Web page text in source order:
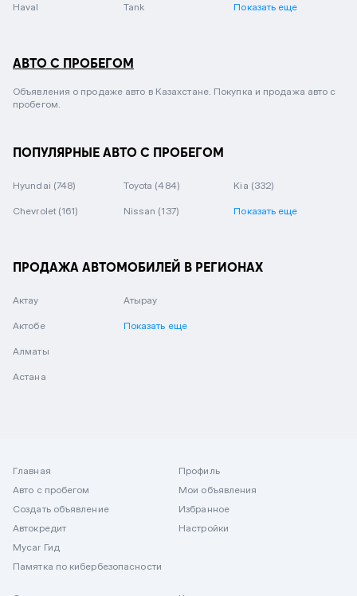
Haval Tank Показать еще
АВТО С ПРОБЕГОМ
Объявления о продаже авто в Казахстане. Покупка и продажа авто с
пробегом.
ПОПУЛЯРНЫЕ АВТО С ПРОБЕГОМ
Hyundai (748) Toyota (484) Kia (332)
Chevrolet (161) Nissan (137) Показать еще
ПРОДАЖА АВТОМОБИЛЕЙ В РЕГИОНАХ
Актау
Актобе
Алматы
Астана
Атырау
Показать еще
Главная
Авто с пробегом
Создать объявление
Автокредит
Mycar Гид
Памятка по кибербезопасности
Профиль
Мои объявления
Избранное
Настройки